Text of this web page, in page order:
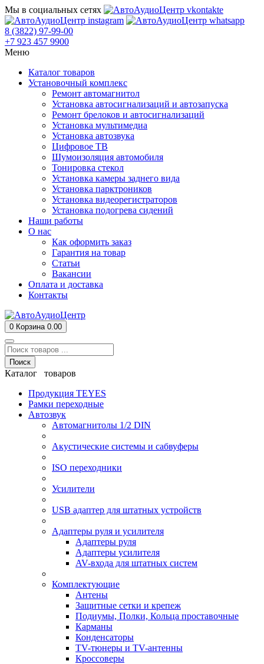
Мы в социальных сетях
8 (3822) 97-99-00
+7 923 457 9900
Меню
Каталог товаров
Установочный комплекс
Ремонт автомагнитол
Установка автосигнализаций и автозапуска
Ремонт брелоков и автосигнализаций
Установка мультимедиа
Установка автозвука
Цифровое ТВ
Шумоизоляция автомобиля
Тонировка стекол
Установка камеры заднего вида
Установка парктроников
Установка видеорегистраторов
Установка подогрева сидений
Наши работы
О нас
Как оформить заказ
Гарантия на товар
Статьи
Вакансии
Оплата и доставка
Контакты
0 Корзина 0.00
Поиск
Каталог товаров
Продукция TEYES
Рамки переходные
Автозвук
Автомагнитолы 1/2 DIN
Акустические системы и сабвуферы
ISO переходники
Усилители
USB адаптер для штатных устройств
Адаптеры руля и усилителя
Адаптеры руля
Адаптеры усилителя
AV-входа для штатных систем
Комплектующие
Антены
Защитные сетки и крепеж
Подиумы, Полки, Кольца проставочные
Карманы
Конденсаторы
TV-тюнеры и TV-антенны
Кроссоверы